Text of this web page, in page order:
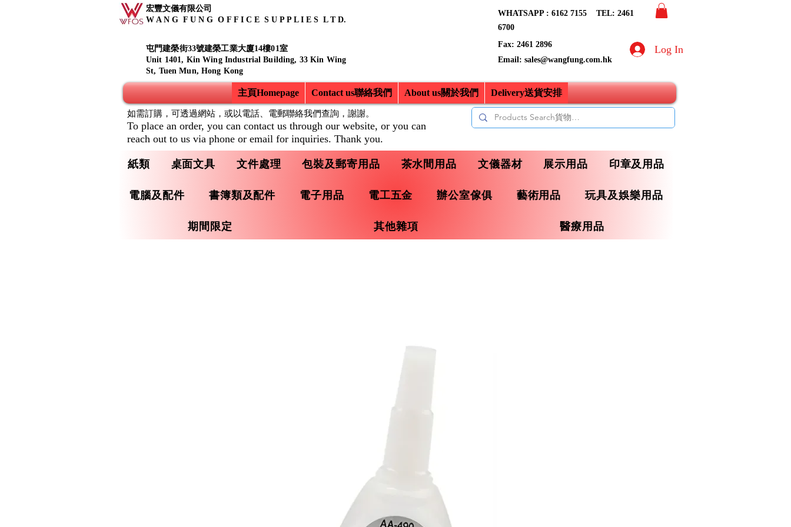
宏豐文儀有限公司
W A N G F U N G O F F I C E S U P P L I E S L T D.
屯門建榮街33號建榮工業大廈14樓01室
Unit 1401, Kin Wing Industrial Building, 33 Kin Wing
St, Tuen Mun, Hong Kong
WHATSAPP : 6162 7155​ TEL: 2461
6700
Fax: 2461 2896
Email: sales@wangfung.com.hk
Log In
主頁Homepage Contact us聯絡我們 About us關於我們 Delivery送貨安排
紙類 桌面文具 文件處理 包裝及郵寄用品 茶水間用品 文儀器材 展示用品 印章及用品
電腦及配件 書簿類及配件 電子用品 電工五金 辦公室傢俱 藝術用品 玩具及娛樂用品
期間限定 其他雜項 醫療用品
如需訂購，可透過網站，或以電話、電郵聯絡我們查詢， 謝謝。
To place an order, you can contact us through our website, or you can
reach out to us via phone or email for inquiries. Thank you.